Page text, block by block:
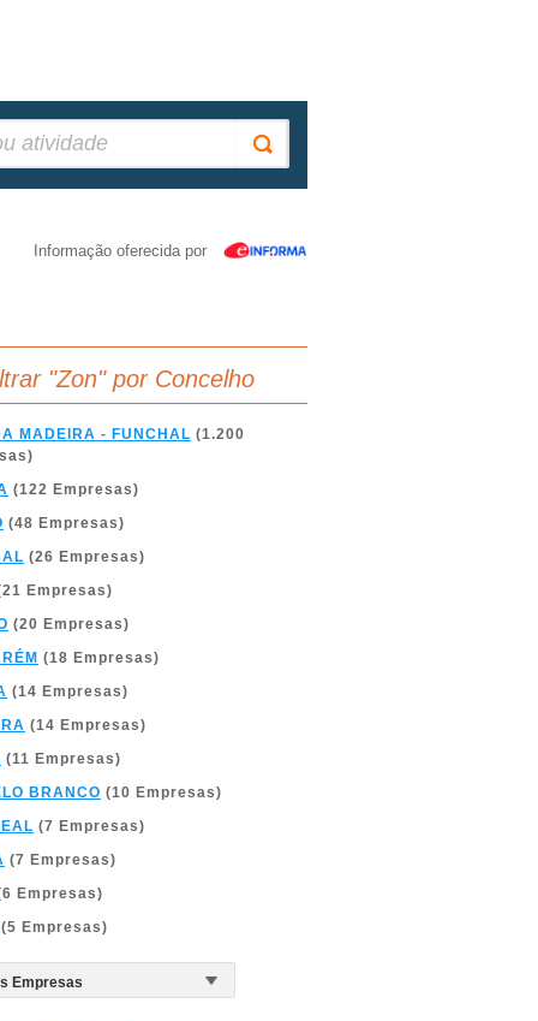
Informação oferecida por
"Zon" por Concelho
MADEIRA - FUNCHAL (1.200
(122 Empresas)
(48 Empresas)
(26 Empresas)
Empresas)
(20 Empresas)
(18 Empresas)
(14 Empresas)
(14 Empresas)
(11 Empresas)
BRANCO (10 Empresas)
(7 Empresas)
(7 Empresas)
Empresas)
(5 Empresas)